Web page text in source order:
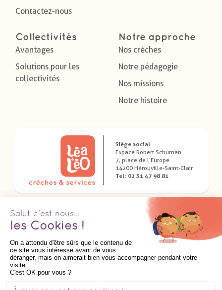
Contactez-nous
Collectivités
Avantages
Solutions pour les
collectivités
Notre approche
Nos crèches
Notre pédagogie
Nos missions
Notre histoire
Siège social
Espace Robert Schuman
7, place de l’Europe
14200 Hérouville-Saint-Clair
Tel: 02 31 47 98 81
Télécharger nos applications dédiées